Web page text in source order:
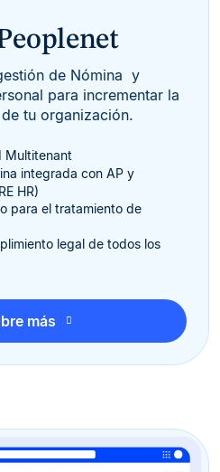
de Nómina y
para incrementar la
tu organización.
Multitenant
integrada con AP y
HR)
para el tratamiento de
legal de todos los
más